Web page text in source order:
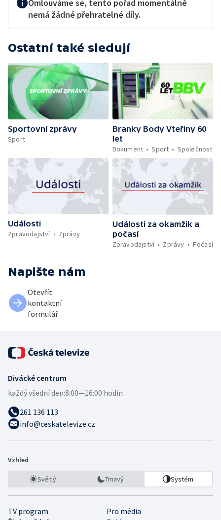
Omlouváme se, tento pořad momentálně
nemá žádné přehratelné díly.
Ostatní také sledují
Sportovní zprávy
Sport
Branky Body Vteřiny 60
let
Dokument
Sport Společnost
Události
Zpravodajství
Zprávy
Události za okamžik a
počasí
Zpravodajství
Zprávy Počasí
Napište nám
Otevřít
kontaktní
formulář
Divácké centrum
každý všední den:8:00—16:00 hodin
261 136 113
info@ceskatelevize.cz
Vzhled
Světlý Tmavý Systém
TV program
Pro média